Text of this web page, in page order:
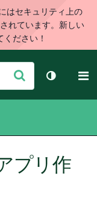
はセキュリティ上の
れています。新しい
ださい！
信
テーマを
プリ作